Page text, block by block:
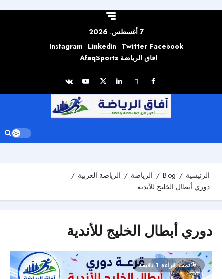
7 أغسطس، 2026
Facebook
Twitter
Linkedin
Instagram
افاق الرياضة AfaqSports
الرئيسية Blog الرياضة
الرياضة العربية
دوري أبطال الخليج للأندية
دوري أبطال الخليج للأندية
تمت قراءة 1 دقيقة